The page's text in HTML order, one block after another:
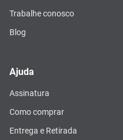
Trabalhe conosco
Blog
Ajuda
Assinatura
Como comprar
Entrega e Retirada